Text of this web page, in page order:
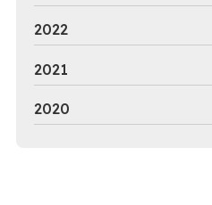
2022
2021
2020